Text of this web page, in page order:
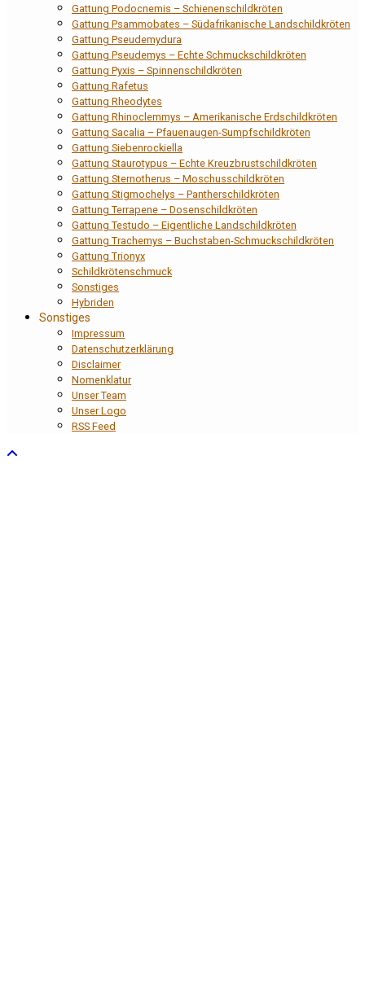
Gattung Podocnemis – Schienenschildkröten
Gattung Psammobates – Südafrikanische Landschildkröten
Gattung Pseudemydura
Gattung Pseudemys – Echte Schmuckschildkröten
Gattung Pyxis – Spinnenschildkröten
Gattung Rafetus
Gattung Rheodytes
Gattung Rhinoclemmys – Amerikanische Erdschildkröten
Gattung Sacalia – Pfauenaugen-Sumpfschildkröten
Gattung Siebenrockiella
Gattung Staurotypus – Echte Kreuzbrustschildkröten
Gattung Sternotherus – Moschusschildkröten
Gattung Stigmochelys – Pantherschildkröten
Gattung Terrapene – Dosenschildkröten
Gattung Testudo – Eigentliche Landschildkröten
Gattung Trachemys – Buchstaben-Schmuckschildkröten
Gattung Trionyx
Schildkrötenschmuck
Sonstiges
Hybriden
Sonstiges
Impressum
Datenschutzerklärung
Disclaimer
Nomenklatur
Unser Team
Unser Logo
RSS Feed